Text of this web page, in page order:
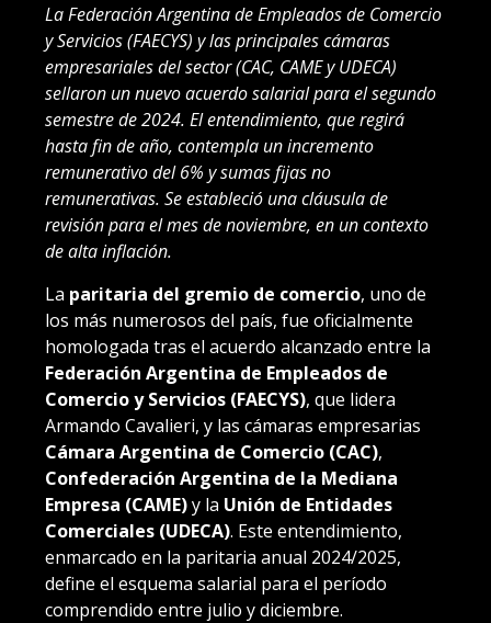
La Federación Argentina de Empleados de Comercio
y Servicios (FAECYS) y las principales cámaras
empresariales del sector (CAC, CAME y UDECA)
sellaron un nuevo acuerdo salarial para el segundo
semestre de 2024. El entendimiento, que regirá
hasta fin de año, contempla un incremento
remunerativo del 6% y sumas fijas no
remunerativas. Se estableció una cláusula de
revisión para el mes de noviembre, en un contexto
de alta inflación.
La paritaria del gremio de comercio, uno de
los más numerosos del país, fue oficialmente
homologada tras el acuerdo alcanzado entre la
Federación Argentina de Empleados de
Comercio y Servicios (FAECYS), que lidera
Armando Cavalieri, y las cámaras empresarias
Cámara Argentina de Comercio (CAC),
Confederación Argentina de la Mediana
Empresa (CAME)y la Unión de Entidades
Comerciales (UDECA). Este entendimiento,
enmarcado en la paritaria anual 2024/2025,
define el esquema salarial para el período
comprendido entre julio y diciembre.